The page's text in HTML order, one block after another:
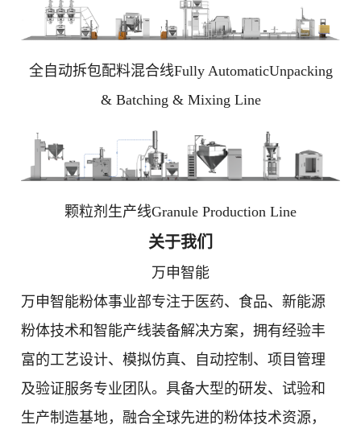
全自动拆包配料混合线Fully AutomaticUnpacking
& Batching & Mixing Line
颗粒剂生产线Granule Production Line
关于我们
万申智能
万申智能粉体事业部专注于医药、食品、新能源
粉体技术和智能产线装备解决方案，拥有经验丰
富的工艺设计、模拟仿真、自动控制、项目管理
及验证服务专业团队。具备大型的研发、试验和
生产制造基地，融合全球先进的粉体技术资源，